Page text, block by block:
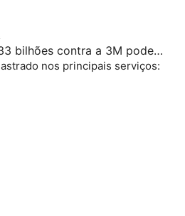
Processo de 33 bilhões contra a 3M podem leva-la à falência - Papo #89
nos principais serviços: